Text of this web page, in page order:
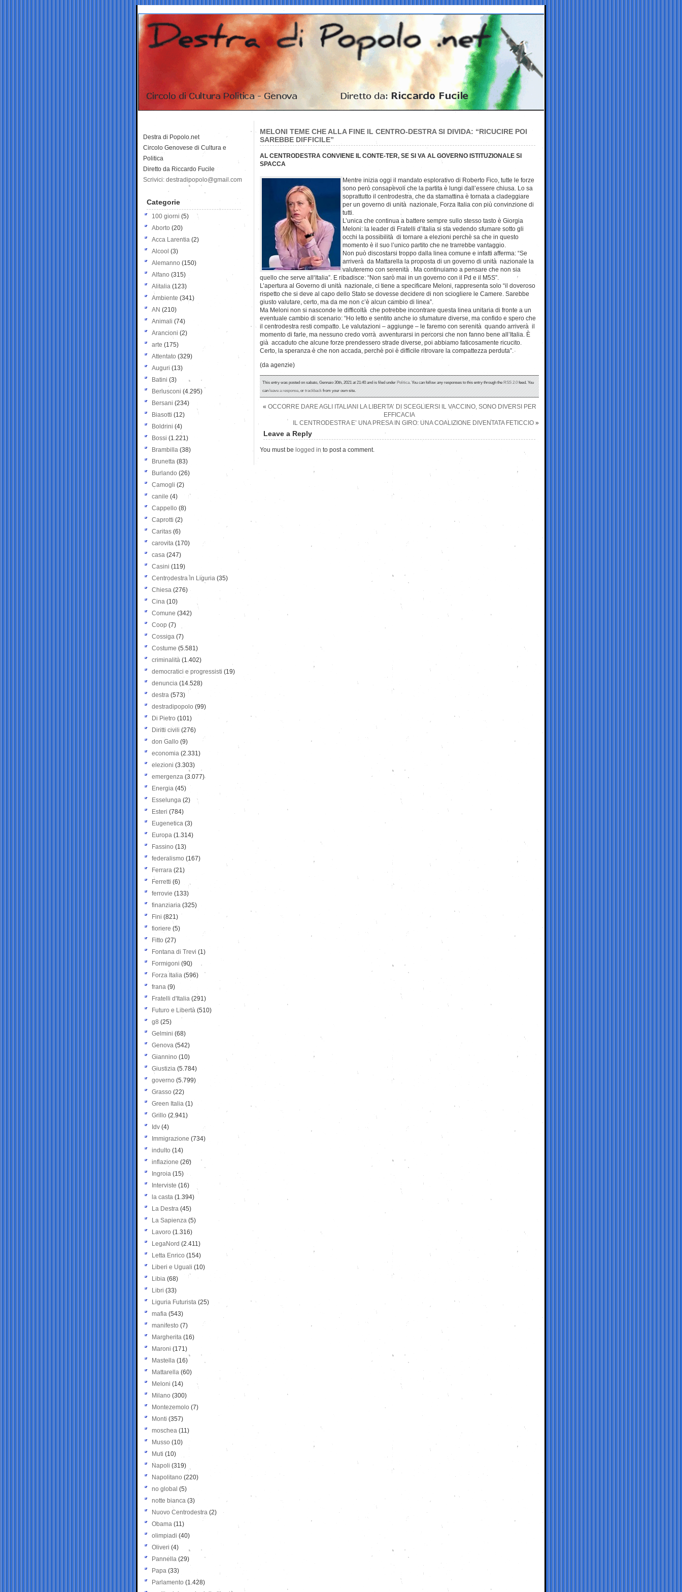
MELONI TEME CHE ALLA FINE IL CENTRO-DESTRA SI DIVIDA: “RICUCIRE POI
SAREBBE DIFFICILE”
AL CENTRODESTRA CONVIENE IL CONTE-TER, SE SI VA AL GOVERNO ISTITUZIONALE SI
SPACCA
Mentre inizia oggi il mandato esplorativo di Roberto Fico, tutte le forze
sono però consapevoli che la partita è lungi dall’essere chiusa. Lo sa
soprattutto il centrodestra, che da stamattina è tornata a cladeggiare
per un governo di unità nazionale, Forza Italia con più convinzione di
tutti.
L’unica che continua a battere sempre sullo stesso tasto è Giorgia
Meloni: la leader di Fratelli d’Italia si sta vedendo sfumare sotto gli
occhi la possibilità di tornare a elezioni perchè sa che in questo
momento è il suo l’unico partito che ne trarrebbe vantaggio.
Non può discostarsi troppo dalla linea comune e infatti afferma: “Se
arriverà da Mattarella la proposta di un governo di unità nazionale la
valuteremo con serenità . Ma continuiamo a pensare che non sia
quello che serve all’Italia”. E ribadisce: “Non sarò mai in un governo con il Pd e il M5S”.
L’apertura al Governo di unità nazionale, ci tiene a specificare Meloni, rappresenta solo “il doveroso
rispetto che si deve al capo dello Stato se dovesse decidere di non sciogliere le Camere. Sarebbe
giusto valutare, certo, ma da me non c’è alcun cambio di linea”.
Ma Meloni non si nasconde le difficoltà che potrebbe incontrare questa linea unitaria di fronte a un
eventuale cambio di scenario: “Ho letto e sentito anche io sfumature diverse, ma confido e spero che
il centrodestra resti compatto. Le valutazioni – aggiunge – le faremo con serenità quando arriverà il
momento di farle, ma nessuno credo vorrà avventurarsi in percorsi che non fanno bene all’Italia. È
già accaduto che alcune forze prendessero strade diverse, poi abbiamo faticosamente ricucito.
Certo, la speranza è che non accada, perchè poi è difficile ritrovare la compattezza perduta”.
(da agenzie)
This entry was posted on sabato, Gennaio 30th, 2021 at 21:40 and is filed underPolitica. You can follow any responses to this entry through theRSS 2.0feed. You
canleave a response, ortrackbackfrom your own site.
« OCCORRE DARE AGLI ITALIANI LA LIBERTA’ DI SCEGLIERSI IL VACCINO, SONO DIVERSI PER
EFFICACIA
IL CENTRODESTRA E’ UNA PRESA IN GIRO: UNA COALIZIONE DIVENTATA FETICCIO »
Leave a Reply
You must be logged in to post a comment.
Destra di Popolo.net
Circolo Genovese di Cultura e
Politica
Diretto da Riccardo Fucile
Scrivici: destradipopolo@gmail.com
Categorie
100 giorni (5)
Aborto (20)
Acca Larentia (2)
Alcool (3)
Alemanno (150)
Alfano (315)
Alitalia (123)
Ambiente (341)
AN (210)
Animali (74)
Arancioni (2)
arte (175)
Attentato (329)
Auguri (13)
Batini (3)
Berlusconi (4.295)
Bersani (234)
Biasotti (12)
Boldrini (4)
Bossi (1.221)
Brambilla (38)
Brunetta (83)
Burlando (26)
Camogli (2)
canile (4)
Cappello (8)
Caprotti (2)
Caritas (6)
carovita (170)
casa (247)
Casini (119)
Centrodestra in Liguria (35)
Chiesa (276)
Cina (10)
Comune (342)
Coop (7)
Cossiga (7)
Costume (5.581)
criminalità (1.402)
democratici e progressisti (19)
denuncia (14.528)
destra (573)
destradipopolo (99)
Di Pietro (101)
Diritti civili (276)
don Gallo (9)
economia (2.331)
elezioni (3.303)
emergenza (3.077)
Energia (45)
Esselunga (2)
Esteri (784)
Eugenetica (3)
Europa (1.314)
Fassino (13)
federalismo (167)
Ferrara (21)
Ferretti (6)
ferrovie (133)
finanziaria (325)
Fini (821)
fioriere (5)
Fitto (27)
Fontana di Trevi (1)
Formigoni (90)
Forza Italia (596)
frana (9)
Fratelli d'Italia (291)
Futuro e Libertà (510)
g8 (25)
Gelmini (68)
Genova (542)
Giannino (10)
Giustizia (5.784)
governo (5.799)
Grasso (22)
Green Italia (1)
Grillo (2.941)
Idv (4)
Immigrazione (734)
indulto (14)
inflazione (26)
Ingroia (15)
Interviste (16)
la casta (1.394)
La Destra (45)
La Sapienza (5)
Lavoro (1.316)
LegaNord (2.411)
Letta Enrico (154)
Liberi e Uguali (10)
Libia (68)
Libri (33)
Liguria Futurista (25)
mafia (543)
manifesto (7)
Margherita (16)
Maroni (171)
Mastella (16)
Mattarella (60)
Meloni (14)
Milano (300)
Montezemolo (7)
Monti (357)
moschea (11)
Musso (10)
Muti (10)
Napoli (319)
Napolitano (220)
no global (5)
notte bianca (3)
Nuovo Centrodestra (2)
Obama (11)
olimpiadi (40)
Oliveri (4)
Pannella (29)
Papa (33)
Parlamento (1.428)